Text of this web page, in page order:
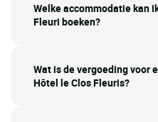
Welke accommodatie kan
Fleuri boeken?
Wat is de vergoeding voor
Hôtel le Clos Fleuris?